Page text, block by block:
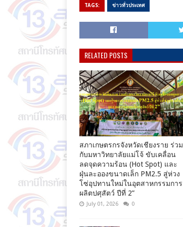
TAGS: ข่าวทั่วประเทศ
RELATED POSTS
สภาเกษตรกรจังหวัดเชียงราย ร่วม
กับมหาวิทยาลัยแม่โจ้ ขับเคลื่อน
ลดจุดความร้อน (Hot Spot) และ
ฝุ่นละอองขนาดเล็ก PM2.5 สู่ห่วง
โซ่อุปทานใหม่ในอุตสาหกรรมการ
ผลิตปศุสัตว์ ปีที่ 2”
July 01, 2026 0